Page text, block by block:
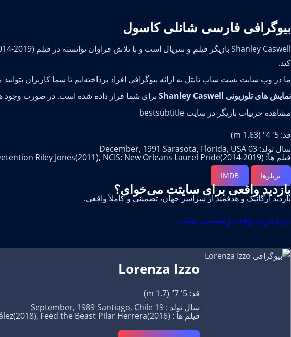
بیوگرافی فارسی شانلی کاسول
کند.
ما در وب سایت بست ساب تایتل به ارائه بیوگرافی افراد پرداخته‌ایم تا شما کاربران
نمایش های تلوزیونی Shanley Caswell
برای شما قرار داده شده است. در صورت وجود
مشاهده جزییات بازیگر در سایت bestsubtitle
قد: 5' 4" (1.63 m)
سال تولد: 03 December, 1991 Sarasota, Florida, USA
فیلم ها: The Conjuring Andrea(2013), Detention Riley Jones(2011), NCIS: New Orleans Laurel Pride(2014-2019)
تریلرها IMDB
بازدید واقعی برای سایتت می‌خوای؟
بازدید ارگانیک و هدفمند از سراسر جهان، تضمینی و کاملاً واقعی.
خرید بازدید واقعی و تضمینی سایت
Lorenza Izzo
قد: 5' 7" (1.7 m)
سال تولد : 19 September, 1989 Santiago, Chile
فیلم ها : The House with a Clock in Its Walls Mother(2018), Life Itself Elena Dempsey-González(2018), Feed the Beast Pilar Herrera(2016)